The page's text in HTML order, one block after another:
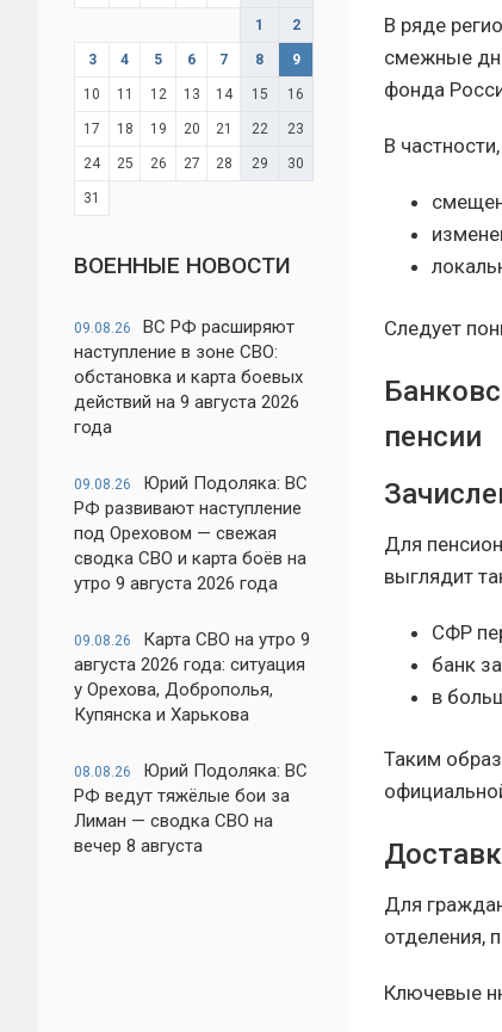
1 2
3 4 5 6 7 8 9
10 11 12 13 14 15 16
17 18 19 20 21 22 23
24 25 26 27 28 29 30
31
ВОЕННЫЕ НОВОСТИ
09.08.26
ВС РФ расширяют
наступление в зоне СВО:
обстановка и карта боевых
действий на 9 августа 2026
года
09.08.26
Юрий Подоляка: ВС
РФ развивают наступление
под Ореховом — свежая
сводка СВО и карта боёв на
утро 9 августа 2026 года
09.08.26
Карта СВО на утро 9
августа 2026 года: ситуация
у Орехова, Доброполья,
Купянска и Харькова
08.08.26
Юрий Подоляка: ВС
РФ ведут тяжёлые бои за
Лиман — сводка СВО на
вечер 8 августа
В ряде
смежные
фонда
В
Следует
пенсии
Для
выглядит
СФР
банк
в
Таким
Для
отделения,
Ключевые